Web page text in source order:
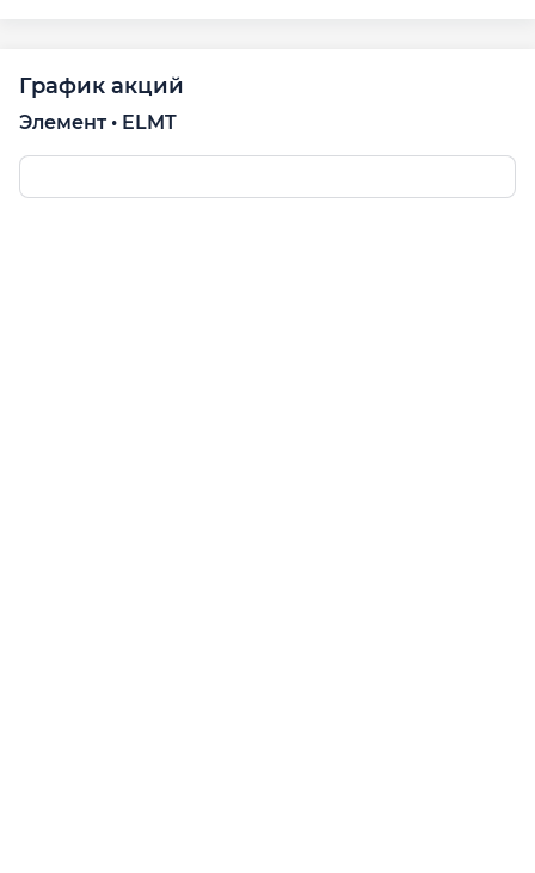
График акций
Элемент • ELMT